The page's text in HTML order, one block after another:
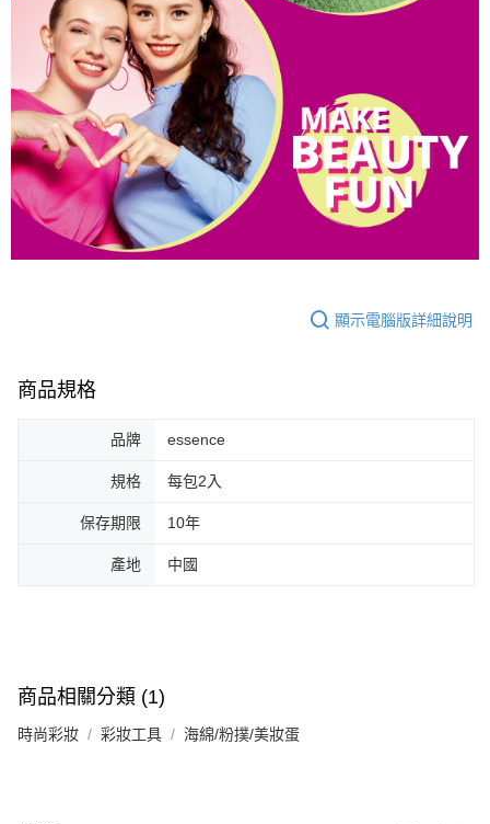
顯示電腦版詳細說明
商品規格
品牌 essence
規格 每包2入
保存期限 10年
產地 中國
商品相關分類 (1)
時尚彩妝 彩妝工具 海綿/粉撲/美妝蛋